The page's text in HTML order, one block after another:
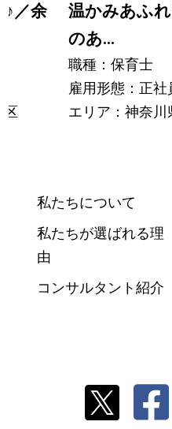
♪ ／余
区
温かみあふ
のあ...
職種：保育士
雇用形態：正社
エリア：神奈川
私たちについて
私たちが選ばれる理
由
コンサルタント紹介